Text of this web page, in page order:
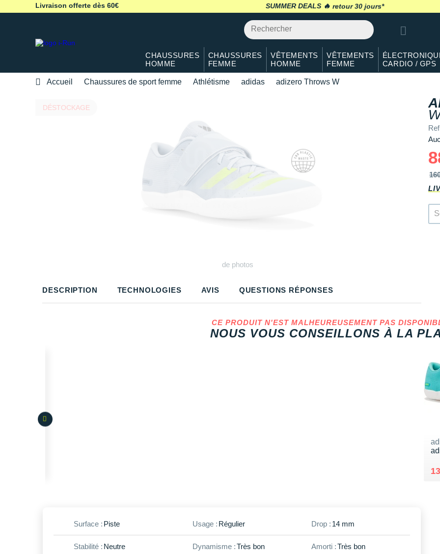
Livraison offerte dès 60€ SUMMER DEALS 🔥 retour 30 jours*
CHAUSSURES
HOMME
CHAUSSURES
FEMME
VÊTEMENTS
HOMME
VÊTEMENTS
FEMME
CARDIO / GPS
Accueil Chaussures de sport femme Athlétisme adidas adizero Throws W
DESCRIPTION TECHNOLOGIES AVIS QUESTIONS RÉPONSES
Surface : Piste Usage : Régulier Drop : 14 mm
Stabilité : Neutre Dynamisme :Très bon Amorti :Très bon
DÉSTOCKAGE
Plus
de photos
CE PRODUIT N'EST MALHEUREUSEMENT PAS
NOUS VOUS CONSEILLONS À LA